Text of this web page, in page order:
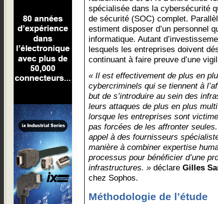
spécialisée dans la cybersécurité
de sécurité (SOC) complet.
estiment disposer d’un personnel
informatique. Autant
lesquels les entreprises doivent
continuant à faire preuve d’une
« Il est effectivement de plus en
cybercriminels qui se tiennent à
but de s’introduire au sein des
leurs attaques de plus en plus
lorsque les entreprises sont
pas forcées de les affronter
appel à des fournisseurs
manière à combiner expertise
processus pour bénéficier d’une
infrastructures. » déclare Gilles
chez Sophos.
Méthodologie de l’étude